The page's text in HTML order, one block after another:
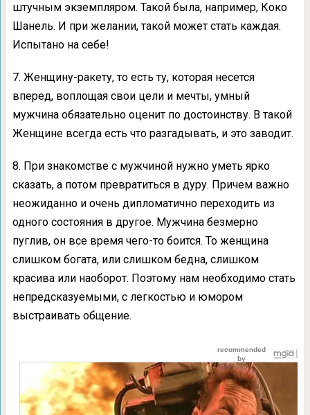
штучным экземпляром. Такой была, например, Коко
Шанель. И при желании, такой может стать каждая.
Испытано на себе!
7. Женщину-ракету, то есть ту, которая несется
вперед, воплощая свои цели и мечты, умный
мужчина обязательно оценит по достоинству. В такой
Женщине всегда есть что разгадывать, и это заводит.
8. При знакомстве с мужчиной нужно уметь ярко
сказать, а потом превратиться в дуру. Причем важно
неожиданно и очень дипломатично переходить из
одного состояния в другое. Мужчина безмерно
пуглив, он все время чего-то боится. То женщина
слишком богата, или слишком бедна, слишком
красива или наоборот. Поэтому нам необходимо стать
непредсказуемыми, с легкостью и юмором
выстраивать общение.